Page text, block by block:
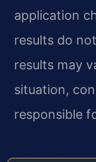
application
results do
results may
situation,
responsible